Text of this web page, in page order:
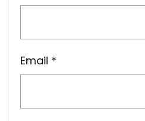
Email *